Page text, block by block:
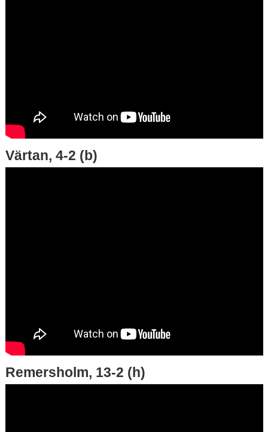
Värtan, 4-2 (b)
Remersholm, 13-2 (h)